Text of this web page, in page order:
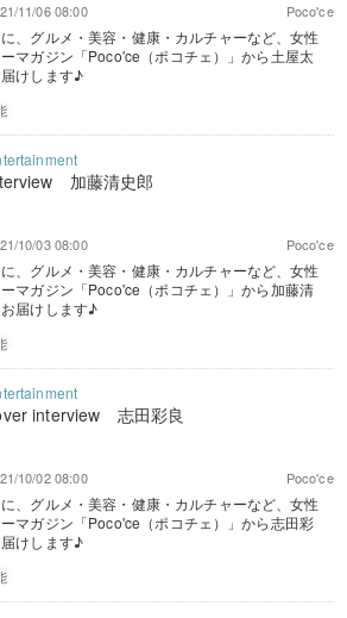
Poco'ce
11/06 08:00
、グルメ・美容・健康・カルチャーなど、女性
マガジン「Poco'ce（ポコチェ）」から土屋太
けします♪
加藤清史郎
Poco'ce
10/03 08:00
、グルメ・美容・健康・カルチャーなど、女性
マガジン「Poco'ce（ポコチェ）」から加藤清
届けします♪
interview 志田彩良
Poco'ce
10/02 08:00
、グルメ・美容・健康・カルチャーなど、女性
マガジン「Poco'ce（ポコチェ）」から志田彩
けします♪